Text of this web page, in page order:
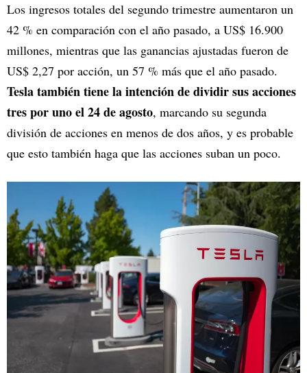
Los ingresos totales del segundo trimestre aumentaron un
42 % en comparación con el año pasado, a US$ 16.900
millones, mientras que las ganancias ajustadas fueron de
US$ 2,27 por acción, un 57 % más que el año pasado.
Tesla también tiene la intención de dividir sus acciones
tres por uno el 24 de agosto, marcando su segunda
división de acciones en menos de dos años, y es probable
que esto también haga que las acciones suban un poco.